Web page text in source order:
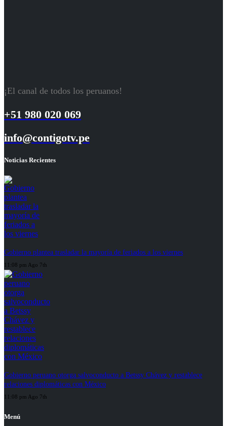
¡El canal de todos los peruanos!
+51 980 020 069
info@contigotv.pe
Noticias Recientes
Gobierno plantea trasladar la mayoría de feriados a los viernes
11:08 pm Ago 7th
Gobierno peruano otorga salvoconducto a Betssy Chávez y restablece
relaciones diplomáticas con México
11:08 pm Ago 7th
Menú